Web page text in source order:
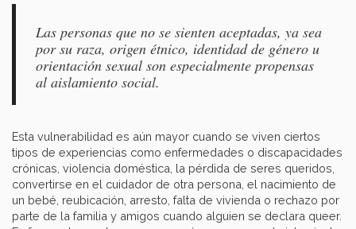
Las personas que no se sienten aceptadas, ya sea
por su raza, origen étnico, identidad de género u
orientación sexual son especialmente propensas
al aislamiento social.
Esta vulnerabilidad es aún mayor cuando se viven ciertos
tipos de experiencias como enfermedades o discapacidades
crónicas, violencia doméstica, la pérdida de seres queridos,
convertirse en el cuidador de otra persona, el nacimiento de
un bebé, reubicación, arresto, falta de vivienda o rechazo por
parte de la familia y amigos cuando alguien se declara queer.